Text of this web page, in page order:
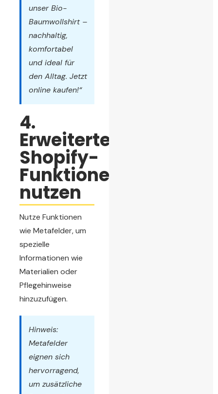
unser Bio-
Baumwollshirt –
nachhaltig,
komfortabel
und ideal für
den Alltag. Jetzt
online kaufen!“
4.
Erweiterte
Shopify-
Funktionen
nutzen
Nutze Funktionen
wie Metafelder, um
spezielle
Informationen wie
Materialien oder
Pflegehinweise
hinzuzufügen.
Hinweis:
Metafelder
eignen sich
hervorragend,
um zusätzliche